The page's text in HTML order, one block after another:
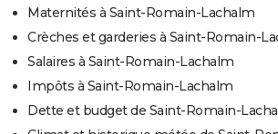
Maternités à Saint-Romain-Lachalm
Crèches et garderies à Saint-Romain-
Salaires à Saint-Romain-Lachalm
Impôts à Saint-Romain-Lachalm
Dette et budget de Saint-Romain-